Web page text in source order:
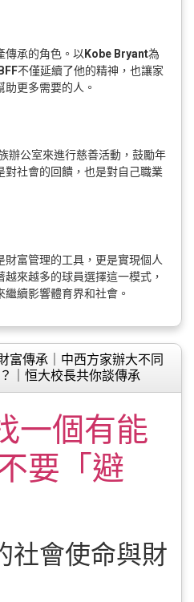
傳承的角色。以Kobe Bryant為
不僅延續了他的精神，也讓家
更多需要的人。
辦公室來進行慈善活動，鼓勵年
對社會的回饋，也是對自己職業
財富管理的工具，更是實現個人
來越多的球員選擇這一模式，
續影響體育界和社會。
富傳承｜中西方家辦大不同
｜恒大校長共你談傳承
一個有能
要「避
社會使命與財